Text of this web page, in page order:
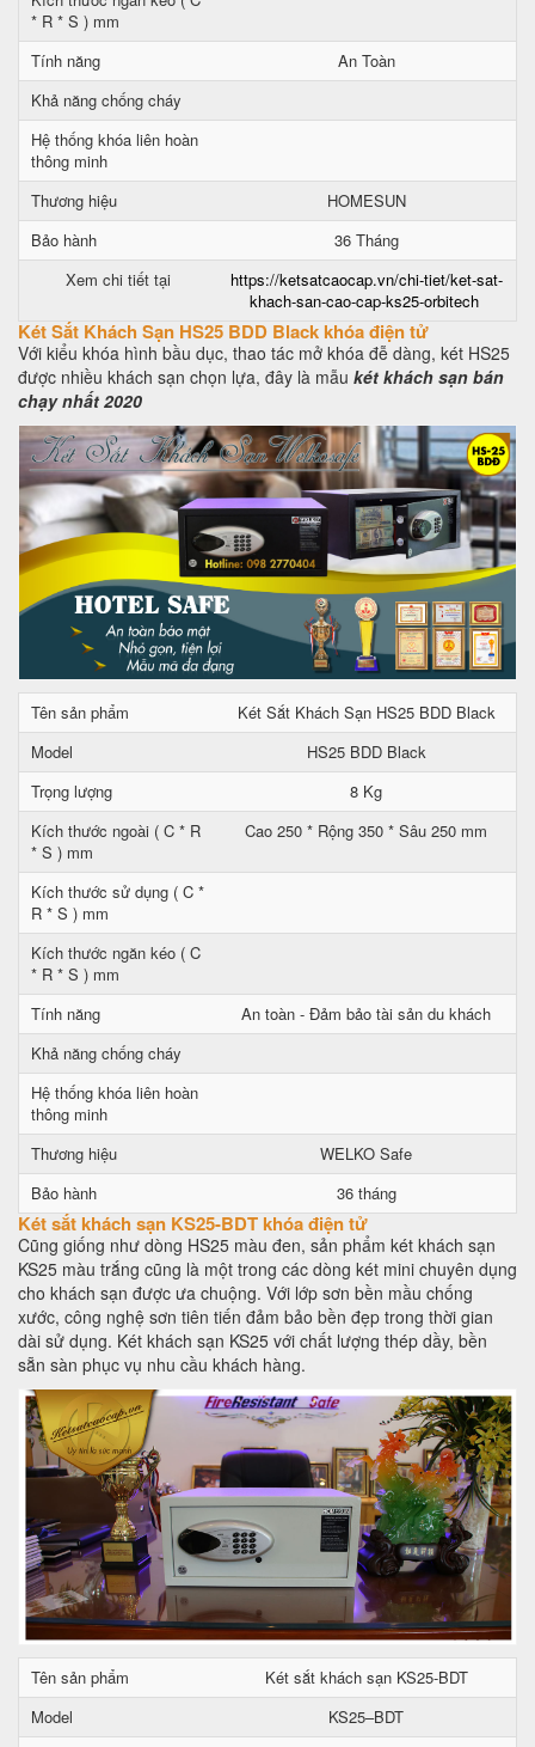
* R * S ) mm
Tính năng
An Toàn
Khả năng chống cháy
Hệ thống khóa liên hoàn
thông minh
Thương hiệu
HOMESUN
Bảo hành
36 Tháng
Xem chi tiết tại
https://ketsatcaocap.vn/chi-tiet/ket-sat-
khach-san-cao-cap-ks25-orbitech
Két Sắt Khách Sạn HS25 BDD Black khóa điện tử
Với kiểu khóa hình bầu dục, thao tác mở khóa đễ dàng, két HS25
được nhiều khách sạn chọn lựa, đây là mẫu két khách sạn bán
chạy nhất 2020
Tên sản phẩm
Két Sắt Khách Sạn HS25 BDD Black
Model
HS25 BDD Black
Trọng lượng
8 Kg
Kích thước ngoài ( C * R
* S ) mm
Cao 250 * Rộng 350 * Sâu 250 mm
Kích thước sử dụng ( C *
R * S ) mm
Kích thước ngăn kéo ( C
* R * S ) mm
Tính năng
An toàn - Đảm bảo tài sản du khách
Khả năng chống cháy
Hệ thống khóa liên hoàn
thông minh
Thương hiệu
WELKO Safe
Bảo hành
36 tháng
Két sắt khách sạn KS25-BDT khóa điện tử
Cũng giống như dòng HS25 màu đen, sản phẩm két khách sạn
KS25 màu trắng cũng là một trong các dòng két mini chuyên dụng
cho khách sạn được ưa chuộng. Với lớp sơn bền mầu chống
xước, công nghệ sơn tiên tiến đảm bảo bền đẹp trong thời gian
dài sử dụng. Két khách sạn KS25 với chất lượng thép dầy, bền
sẵn sàn phục vụ nhu cầu khách hàng.
Tên sản phẩm
Két sắt khách sạn KS25-BDT
Model
KS25–BDT